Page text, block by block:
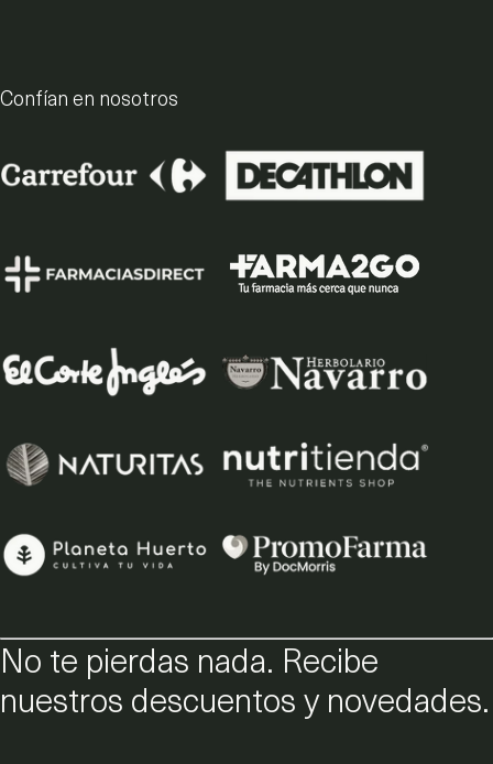
Confían en nosotros
No te pierdas nada. Recibe
nuestros descuentos y novedades.